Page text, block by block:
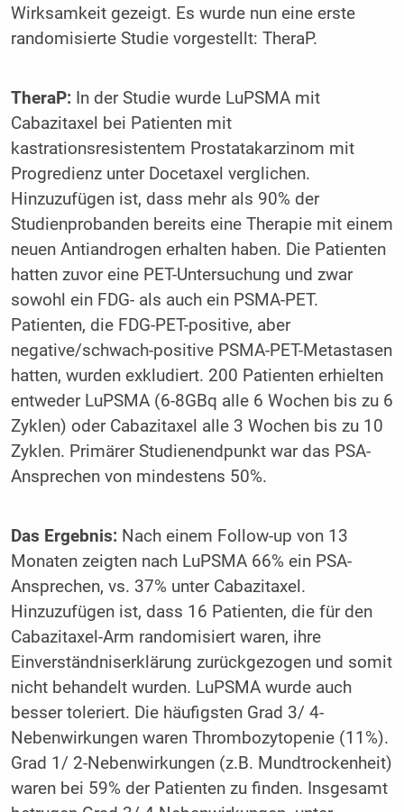
Wirksamkeit gezeigt. Es wurde nun eine erste
randomisierte Studie vorgestellt: TheraP.
TheraP:In der Studie wurde LuPSMA mit
Cabazitaxel bei Patienten mit
kastrationsresistentem Prostatakarzinom mit
Progredienz unter Docetaxel verglichen.
Hinzuzufügen ist, dass mehr als 90% der
Studienprobanden bereits eine Therapie mit einem
neuen Antiandrogen erhalten haben. Die Patienten
hatten zuvor eine PET-Untersuchung und zwar
sowohl ein FDG- als auch ein PSMA-PET.
Patienten, die FDG-PET-positive, aber
negative/schwach-positive PSMA-PET-Metastasen
hatten, wurden exkludiert. 200 Patienten erhielten
entweder LuPSMA (6-8GBq alle 6 Wochen bis zu 6
Zyklen) oder Cabazitaxel alle 3 Wochen bis zu 10
Zyklen. Primärer Studienendpunkt war das PSA-
Ansprechen von mindestens 50%.
Das Ergebnis:Nach einem Follow-up von 13
Monaten zeigten nach LuPSMA 66% ein PSA-
Ansprechen, vs. 37% unter Cabazitaxel.
Hinzuzufügen ist, dass 16 Patienten, die für den
Cabazitaxel-Arm randomisiert waren, ihre
Einverständniserklärung zurückgezogen und somit
nicht behandelt wurden. LuPSMA wurde auch
besser toleriert. Die häufigsten Grad 3/ 4-
Nebenwirkungen waren Thrombozytopenie (11%).
Grad 1/ 2-Nebenwirkungen (z.B. Mundtrockenheit)
waren bei 59% der Patienten zu finden. Insgesamt